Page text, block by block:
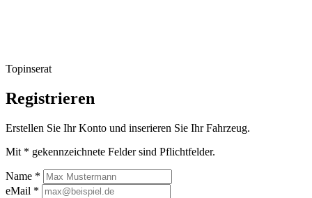
Topinserat
Registrieren
Erstellen Sie Ihr Konto und inserieren Sie Ihr Fahrzeug.
Mit * gekennzeichnete Felder sind Pflichtfelder.
Name *
eMail *